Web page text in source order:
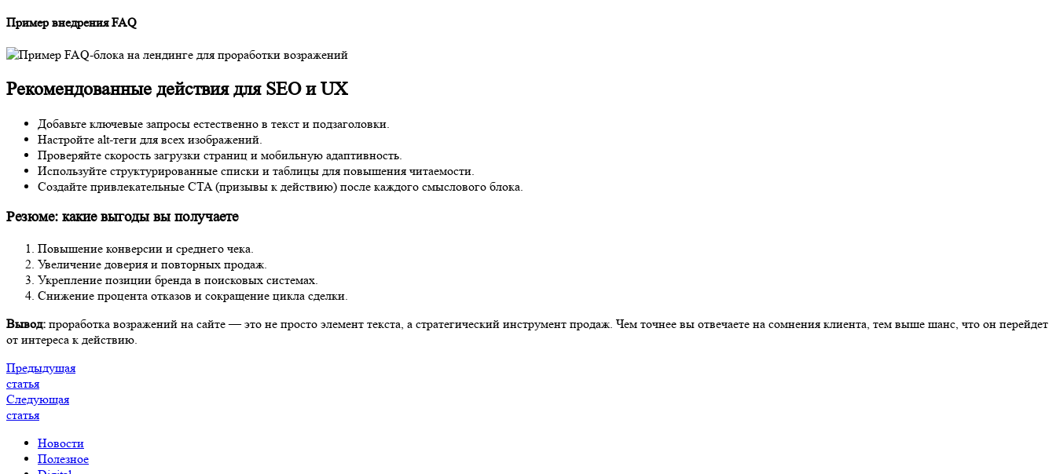
Пример внедрения FAQ
Рекомендованные действия для SEO и UX
Добавьте ключевые запросы естественно в текст и подзаголовки.
Настройте alt-теги для всех изображений.
Проверяйте скорость загрузки страниц и мобильную адаптивность.
Используйте структурированные списки и таблицы для повышения читаемости.
Создайте привлекательные CTA (призывы к действию) после каждого смыслового блока.
Резюме: какие выгоды вы получаете
Повышение конверсии и среднего чека.
Увеличение доверия и повторных продаж.
Укрепление позиции бренда в поисковых системах.
Снижение процента отказов и сокращение цикла сделки.
Вывод: проработка возражений на сайте — это не просто элемент текста, а стратегический инструмент продаж. Чем точнее вы отвечаете на сомнения клиента, тем выше шанс, что он перейдет
от интереса к действию.
Предыдущая
статья
Следующая
статья
Новости
Полезное